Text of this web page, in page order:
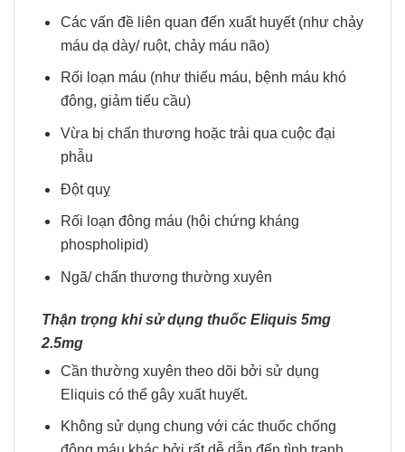
Các vấn đề liên quan đến xuất huyết (như chảy
máu dạ dày/ ruột, chảy máu não)
Rối loạn máu (như thiếu máu, bệnh máu khó
đông, giảm tiểu cầu)
Vừa bị chấn thương hoặc trải qua cuộc đại
phẫu
Đột quỵ
Rối loạn đông máu (hội chứng kháng
phospholipid)
Ngã/ chấn thương thường xuyên
Thận trọng khi sử dụng thuốc Eliquis 5mg
2.5mg
Cần thường xuyên theo dõi bởi sử dụng
Eliquis có thể gây xuất huyết.
Không sử dụng chung với các thuốc chống